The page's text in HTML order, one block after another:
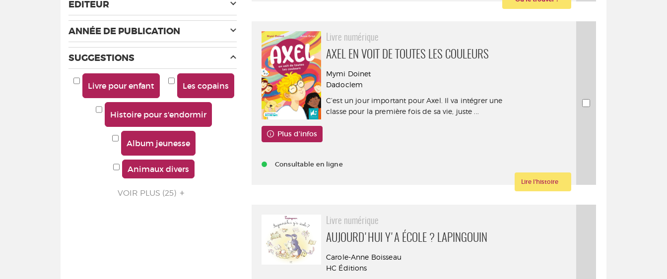
Livre numérique
AXEL EN VOIT DE TOUTES LES COULEURS
Mymi Doinet
Dadoclem
C’est un jour important pour Axel. Il va intégrer une
classe pour la première fois de sa vie, juste ...
Plus d'infos
Consultable en ligne
Lire l'histoire
Livre numérique
AUJOURD'HUI Y'A ÉCOLE ? LAPINGOUIN
Carole-Anne Boisseau
HC Éditions
EDITEUR
ANNÉE DE PUBLICATION
SUGGESTIONS
Livre pour enfant Les copains
Histoire pour s'endormir
Album jeunesse
Animaux divers
VOIR PLUS (25)